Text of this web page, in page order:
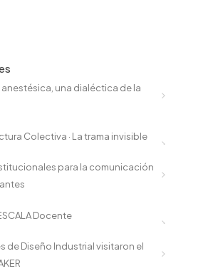
una dialéctica de la
Colectiva · La trama invisible
para la comunicación
Docente
de Diseño Industrial visitaron el